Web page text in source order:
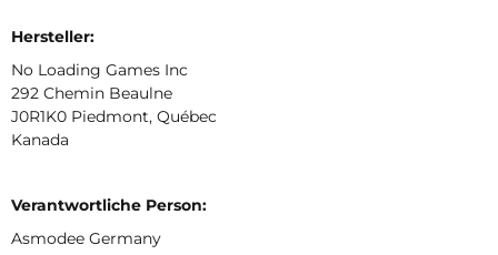
Hersteller:
No Loading Games Inc
292 Chemin Beaulne
J0R1K0 Piedmont, Québec
Kanada
Verantwortliche Person:
Asmodee Germany